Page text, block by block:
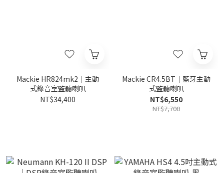
Mackie HR824mk2｜主動
式錄音室監聽喇叭
NT$34,400
Mackie CR4.5BT｜藍牙主動
式監聽喇叭
NT$6,550
NT$7,700